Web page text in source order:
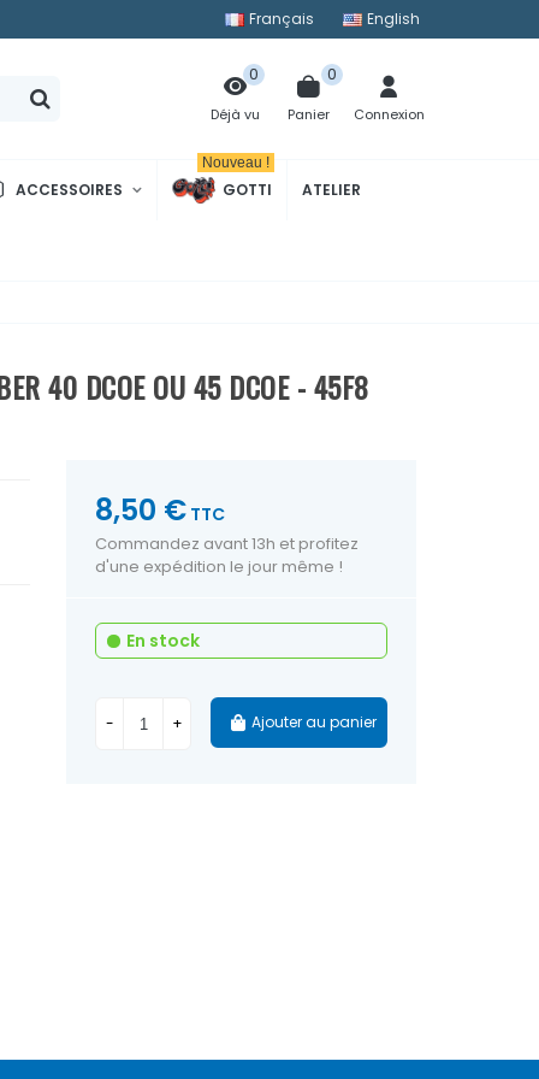
Français English
Déjà vu
0
Panier
0
Connexion
ACCESSOIRES GOTTI
Nouveau !
ATELIER
40 DCOE OU 45 DCOE - 45F8
8,50 € TTC
Commandez avant 13h et profitez
d'une expédition le jour même !
En stock
- + Ajouter au panier